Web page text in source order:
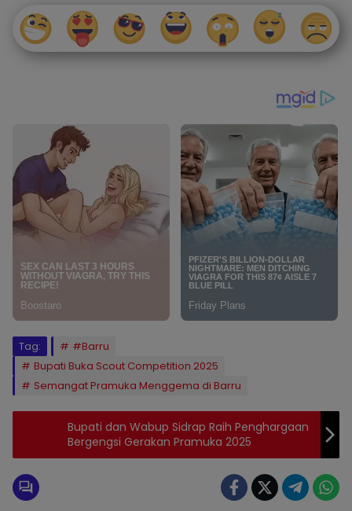
Tag:
#Barru
Bupati Buka Scout Competition 2025
Semangat Pramuka Menggema di Barru
Bupati dan Wabup Sidrap Raih Penghargaan
Bergengsi Gerakan Pramuka 2025